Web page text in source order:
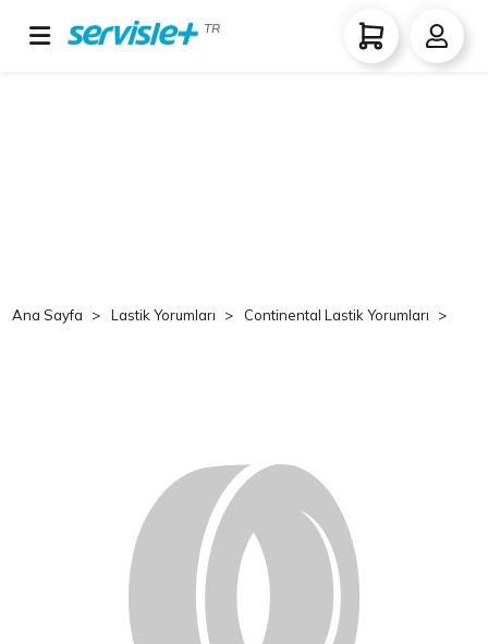
TR
Ana Sayfa Lastik Yorumları Continental Lastik Yorumları